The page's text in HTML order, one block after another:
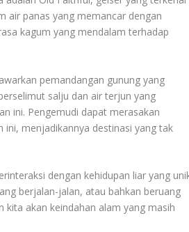
air panas yang memancar dengan
kagum yang mendalam terhadap
pemandangan gunung yang
salju dan air terjun yang
ini. Pengemudi dapat merasakan
menjadikannya destinasi yang tak
dengan kehidupan liar yang
berjalan-jalan, atau bahkan beruang
kita akan keindahan alam yang masih